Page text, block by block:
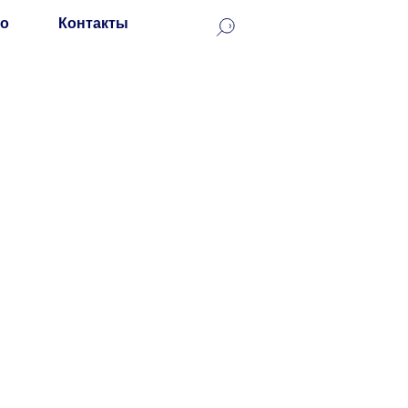
Контакты